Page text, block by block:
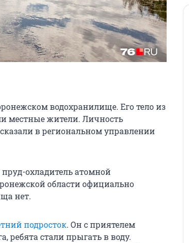
водохранилище. Его тело из
местные жители. Личность
в региональном управлении
охладитель атомной
области официально
нет.
подросток. Он с приятелем
ребята стали прыгать в воду.